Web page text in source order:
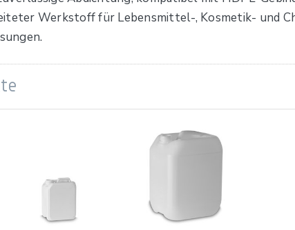
Werkstoff für Lebensmittel-, Kosmetik- und